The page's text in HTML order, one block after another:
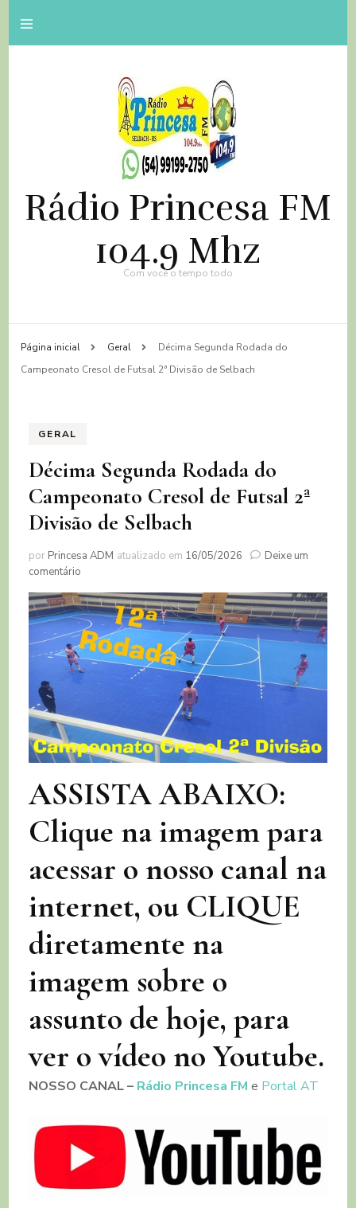
Rádio Princesa FM
104.9 Mhz
Com você o tempo todo
Página inicial Geral
Décima Segunda Rodada do
Campeonato Cresol de Futsal 2ª Divisão de Selbach
GERAL
Décima Segunda Rodada do
Campeonato Cresol de Futsal 2ª
Divisão de Selbach
por Princesa ADM atualizado em 16/05/2026
Deixe um
comentário
Segunda
Rodada
do
Campeonato
Cresol
Divisão
de
Selbach
ASSISTA ABAIXO:
Clique na imagem para
acessar o nosso canal na
internet, ou CLIQUE
diretamente na
imagem sobre o
assunto de hoje, para
ver o vídeo no Youtube.
NOSSO CANAL– Rádio Princesa FM e Portal AT